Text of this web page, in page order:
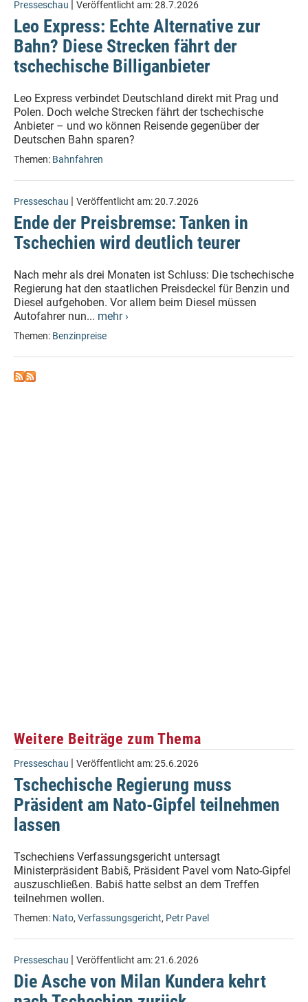
Presseschau | Veröffentlicht am:28.7.2026
Leo Express: Echte Alternative zur
Bahn? Diese Strecken fährt der
tschechische Billiganbieter
Leo Express verbindet Deutschland direkt mit Prag und
Polen. Doch welche Strecken fährt der tschechische
Anbieter – und wo können Reisende gegenüber der
Deutschen Bahn sparen?
Themen: Bahnfahren
Presseschau | Veröffentlicht am:20.7.2026
Ende der Preisbremse: Tanken in
Tschechien wird deutlich teurer
Nach mehr als drei Monaten ist Schluss: Die tschechische
Regierung hat den staatlichen Preisdeckel für Benzin und
Diesel aufgehoben. Vor allem beim Diesel müssen
Autofahrer nun... mehr ›
Themen: Benzinpreise
Weitere Beiträge zum Thema
Presseschau | Veröffentlicht am:25.6.2026
Tschechische Regierung muss
Präsident am Nato-Gipfel teilnehmen
lassen
Tschechiens Verfassungsgericht untersagt
Ministerpräsident Babiš, Präsident Pavel vom Nato-Gipfel
auszuschließen. Babiš hatte selbst an dem Treffen
teilnehmen wollen.
Themen: Nato, Verfassungsgericht, Petr Pavel
Presseschau | Veröffentlicht am:21.6.2026
Die Asche von Milan Kundera kehrt